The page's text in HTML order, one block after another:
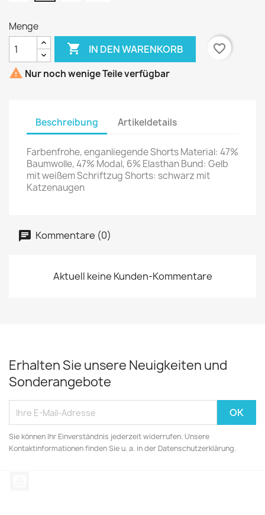
Menge
 IN DEN WARENKORB
favorite_border
 Nur noch wenige Teile verfügbar
Beschreibung Artikeldetails
Farbenfrohe, enganliegende Shorts Material: 47%
Baumwolle, 47% Modal, 6% Elasthan Bund: Gelb
mit weißem Schriftzug Shorts: schwarz mit
Katzenaugen
Kommentare (0)
Aktuell keine Kunden-Kommentare
Erhalten Sie unsere Neuigkeiten und
Sonderangebote
Sie können Ihr Einverständnis jederzeit widerrufen. Unsere
Kontaktinformationen finden Sie u. a. in der Datenschutzerklärung.